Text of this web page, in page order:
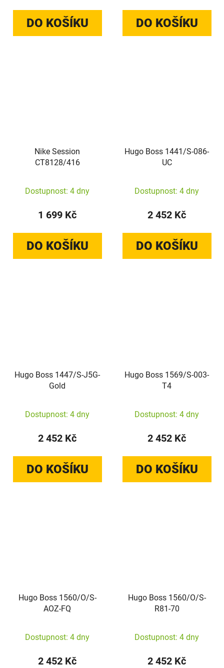
DO KOŠÍKU DO KOŠÍKU
Nike Session
CT8128/416
Dostupnost: 4 dny
1 699 Kč
DO KOŠÍKU
Hugo Boss 1441/S-086-
UC
Dostupnost: 4 dny
2 452 Kč
DO KOŠÍKU
Hugo Boss 1447/S-J5G-
Gold
Dostupnost: 4 dny
2 452 Kč
DO KOŠÍKU
Hugo Boss 1569/S-003-
T4
Dostupnost: 4 dny
2 452 Kč
DO KOŠÍKU
Hugo Boss 1560/O/S-
AOZ-FQ
Dostupnost: 4 dny
2 452 Kč
Hugo Boss 1560/O/S-
R81-70
Dostupnost: 4 dny
2 452 Kč